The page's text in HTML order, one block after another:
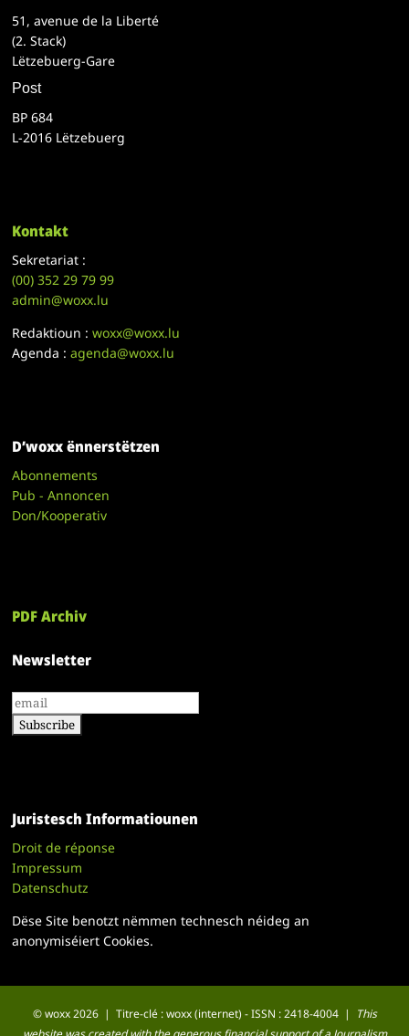
51, avenue de la Liberté
(2. Stack)
Lëtzebuerg-Gare
Post
BP 684
L-2016 Lëtzebuerg
Kontakt
Sekretariat :
(00)352 29 79 99
admin@woxx.lu
Redaktioun :woxx@woxx.lu
Agenda :agenda@woxx.lu
D’woxx ënnerstëtzen
Abonnements
Pub - Annoncen
Don/Kooperativ
PDF Archiv
Newsletter
Juristesch Informatiounen
Droit de réponse
Impressum
Datenschutz
Dëse Site benotzt nëmmen technesch néideg an
anonymiséiert Cookies.
© woxx 2026 | Titre-clé : woxx (internet) - ISSN : 2418-4004 |
This